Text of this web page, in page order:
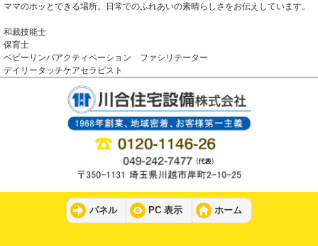
ママのホッとできる場所。日常でのふれあいの素晴らしさをお伝えしています。
和裁技能士
保育士
ベビーリンパアクティベーション ファシリテーター
デイリータッチケアセラピスト
パネル PC 表示 ホーム